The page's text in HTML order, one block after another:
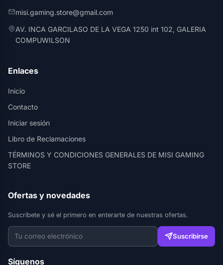
misi.gaming.store@gmail.com
AV. INCA GARCILASO DE LA VEGA 1250 int 102, GALERIA
COMPUWILSON
Enlaces
Inicio
Contacto
Iniciar sesión
Libro de Reclamaciones
TÉRMINOS Y CONDICIONES GENERALES DE MISI GAMING
STORE
Ofertas y novedades
Suscríbete y sé el primero en enterarte de nuestras ofertas.
Suscribirse
Síguenos